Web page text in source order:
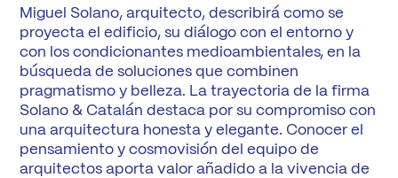
Miguel Solano, arquitecto, describirá como se
proyecta el edificio, su diálogo con el entorno y
con los condicionantes medioambientales, en la
búsqueda de soluciones que combinen
pragmatismo y belleza. La trayectoria de la firma
Solano & Catalán destaca por su compromiso con
una arquitectura honesta y elegante. Conocer el
pensamiento y cosmovisión del equipo de
arquitectos aporta valor añadido a la vivencia de